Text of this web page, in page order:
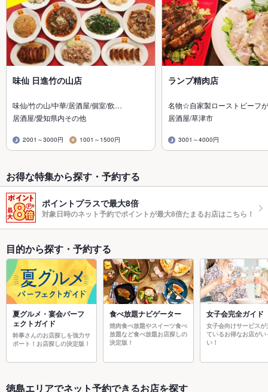
味仙 日進竹の山店
味仙/竹の山/中華/居酒屋/個室/飲…
居酒屋/愛知県内その他
2001～3000円 1001～1500円
ランプ精肉店
名物☆自家製ローストビーフ
居酒屋/草津市
3001～4000円
お得な特集から探す・予約する
ポイントプラスで最大8倍
対象日時のネット予約でポイントが最大8倍たまるお店はこちら！
目的から探す・予約する
夏グルメ・宴会パーフ
ェクトガイド
幹事さんのお店探しを強力サ
ポート！お店探しの決定版！
食べ放題ナビゲーター
焼肉食べ放題やスイーツ食べ
放題など食べ放題お店探しの
決定版！
女子会完全ガイド
女子会向けサービスが
ているお得なお店がい
い！
徳島エリアでネット予約できるお店を探す